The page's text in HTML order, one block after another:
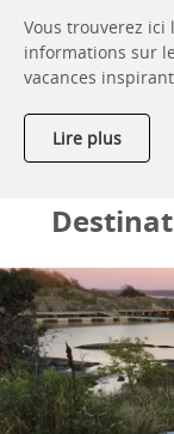
Vous trouverez ici
informations sur
vacances
Lire plus